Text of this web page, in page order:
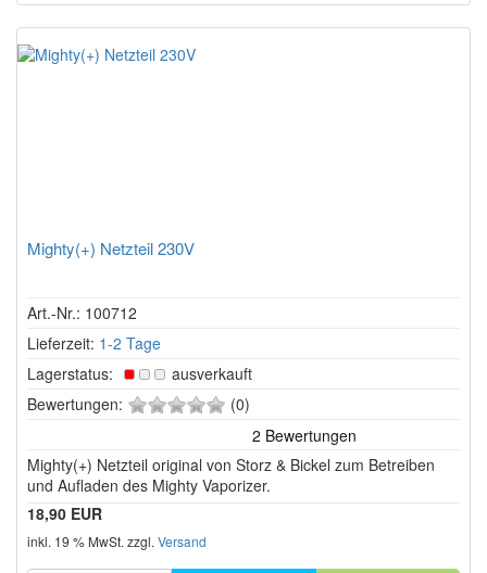
Mighty(+) Netzteil 230V
Art.-Nr.: 100712
Lieferzeit: 1-2 Tage
Lagerstatus:
ausverkauft
Bewertungen:
0
Sternen!
(0)
Mighty(+) Netzteil original von Storz & Bickel zum Betreiben
und Aufladen des Mighty Vaporizer.
18,90 EUR
inkl. 19 % MwSt. zzgl. Versand